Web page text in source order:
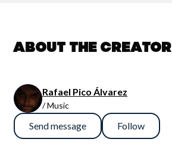
About the creator
Rafael Pico Álvarez
/ Music
Send message Follow